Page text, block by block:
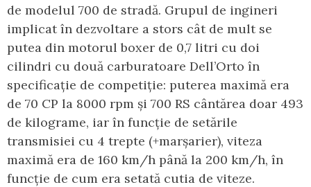
de modelul 700 de stradă. Grupul de ingineri
implicat în dezvoltare a stors cât de mult se
putea din motorul boxer de 0,7 litri cu doi
cilindri cu două carburatoare Dell’Orto în
specificație de competiție: puterea maximă era
de 70 CP la 8000 rpm și 700 RS cântărea doar 493
de kilograme, iar în funcție de setările
transmisiei cu 4 trepte (+marșarier), viteza
maximă era de 160 km/h până la 200 km/h, în
funcție de cum era setată cutia de viteze.